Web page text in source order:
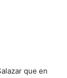
que en